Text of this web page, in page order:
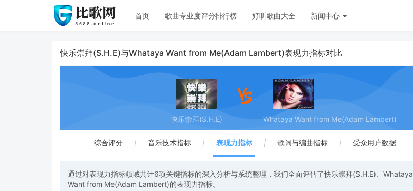
首页 歌曲专业度评分排行榜 好听歌曲大全 新闻中心
快乐崇拜(S.H.E)与Whataya Want from Me(Adam Lambert)表现力指标对比
快乐崇拜(S.H.E) Whataya Want from Me(Adam Lambert)
综合评分 | 音乐技术指标 | 表现力指标 | 歌词与编曲指标 | 受众用户数据
通过对表现力指标领域共计6项关键指标的深入分析与系统整理，我们全面评估了快乐崇拜(S.H.E)、Whataya
Want from Me(Adam Lambert)的表现力指标。